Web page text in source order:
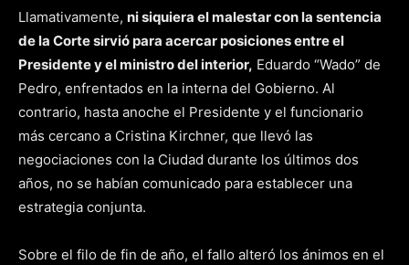
Llamativamente, ni siquiera el malestar con la sentencia
de la Corte sirvió para acercar posiciones entre el
Presidente y el ministro del interior, Eduardo “Wado” de
Pedro, enfrentados en la interna del Gobierno. Al
contrario, hasta anoche el Presidente y el funcionario
más cercano a Cristina Kirchner, que llevó las
negociaciones con la Ciudad durante los últimos dos
años, no se habían comunicado para establecer una
estrategia conjunta.
Sobre el filo de fin de año, el fallo alteró los ánimos en el